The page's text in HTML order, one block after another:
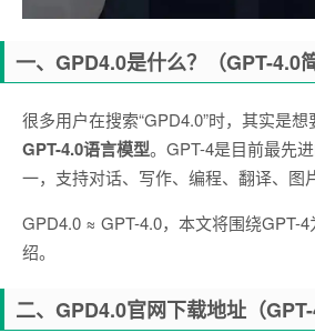
一、GPD4.0是什么？（GPT-4.0
很多用户在搜索“GPD4.0”时，其实是
GPT-4.0语言模型。GPT-4是目前最先
一，支持对话、写作、编程、翻译、图
GPD4.0 ≈ GPT-4.0，本文将围绕GPT-
绍。
二、GPD4.0官网下载地址（GPT-